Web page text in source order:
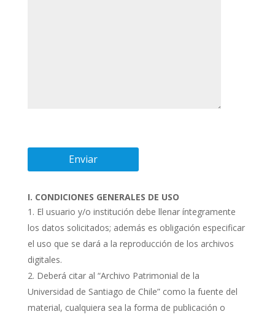
I. CONDICIONES GENERALES DE USO
El usuario y/o institución debe llenar íntegramente
los datos solicitados; además es obligación especificar
el uso que se dará a la reproducción de los archivos
digitales.
Deberá citar al “Archivo Patrimonial de la
Universidad de Santiago de Chile” como la fuente del
material, cualquiera sea la forma de publicación o